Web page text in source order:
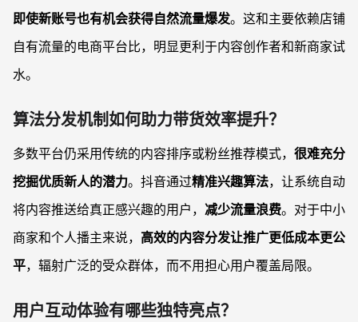
即使新账号也有机会获得自然流量爆发。这和主要依赖店铺
自有流量的电商平台比，明显更利于内容创作者和新商家试
水。
算法分发机制如何助力带货效率提升？
多数平台仍采用传统的内容排序或粉丝推荐模式， 很难充分
挖掘优质新人的潜力。抖音通过精准兴趣算法，让系统自动
将内容推送给真正感兴趣的用户， 减少流量浪费。对于中小
商家和个人播主来说， 高效的内容分发让推广更低成本更公
平，辐射广泛的受众群体，而不用担心用户覆盖局限。
用户互动体验有哪些独特亮点？